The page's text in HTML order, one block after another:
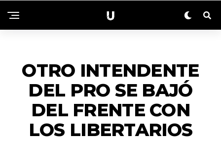
OTRO INTENDENTE
DEL PRO SE BAJÓ
DEL FRENTE CON
LOS LIBERTARIOS